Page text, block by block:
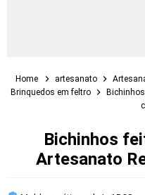
Home artesanato
Brinquedos em feltro
Bichinhos
Artesanato